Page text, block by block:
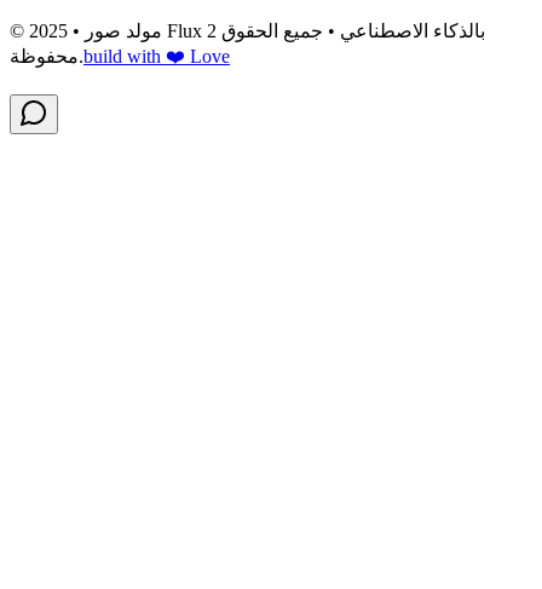
© 2025 • مولد صور Flux 2 بالذكاء الاصطناعي • جميع الحقوق
محفوظة.build with ❤️ Love